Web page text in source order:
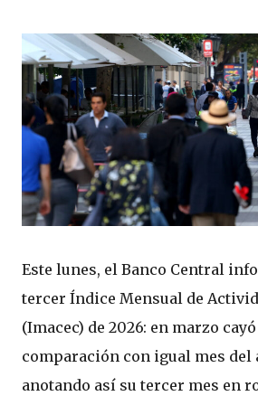
Este lunes, el Banco Central
tercer Índice Mensual de
(Imacec) de 2026: en marzo
comparación con igual mes del
anotando así su tercer mes en